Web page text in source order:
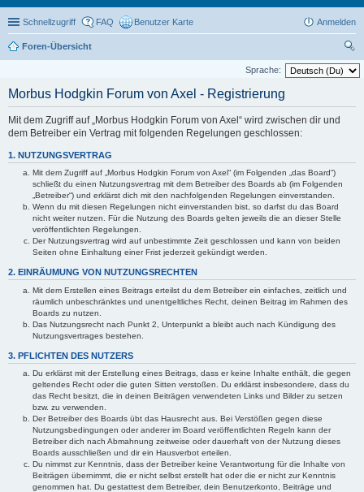
Schnellzugriff FAQ Benutzer Karte Anmelden
Foren-Übersicht
uc
Sprache:
Morbus Hodgkin Forum von Axel - Registrierung
Mit dem Zugriff auf „Morbus Hodgkin Forum von Axel“ wird zwischen dir und
dem Betreiber ein Vertrag mit folgenden Regelungen geschlossen:
1. NUTZUNGSVERTRAG
Mit dem Zugriff auf „Morbus Hodgkin Forum von Axel“ (im Folgenden „das Board“)
schließt du einen Nutzungsvertrag mit dem Betreiber des Boards ab (im Folgenden
„Betreiber“) und erklärst dich mit den nachfolgenden Regelungen einverstanden.
Wenn du mit diesen Regelungen nicht einverstanden bist, so darfst du das Board
nicht weiter nutzen. Für die Nutzung des Boards gelten jeweils die an dieser Stelle
veröffentlichten Regelungen.
Der Nutzungsvertrag wird auf unbestimmte Zeit geschlossen und kann von beiden
Seiten ohne Einhaltung einer Frist jederzeit gekündigt werden.
2. EINRÄUMUNG VON NUTZUNGSRECHTEN
Mit dem Erstellen eines Beitrags erteilst du dem Betreiber ein einfaches, zeitlich und
räumlich unbeschränktes und unentgeltliches Recht, deinen Beitrag im Rahmen des
Boards zu nutzen.
Das Nutzungsrecht nach Punkt 2, Unterpunkt a bleibt auch nach Kündigung des
Nutzungsvertrages bestehen.
3. PFLICHTEN DES NUTZERS
Du erklärst mit der Erstellung eines Beitrags, dass er keine Inhalte enthält, die gegen
geltendes Recht oder die guten Sitten verstoßen. Du erklärst insbesondere, dass du
das Recht besitzt, die in deinen Beiträgen verwendeten Links und Bilder zu setzen
bzw. zu verwenden.
Der Betreiber des Boards übt das Hausrecht aus. Bei Verstößen gegen diese
Nutzungsbedingungen oder anderer im Board veröffentlichten Regeln kann der
Betreiber dich nach Abmahnung zeitweise oder dauerhaft von der Nutzung dieses
Boards ausschließen und dir ein Hausverbot erteilen.
Du nimmst zur Kenntnis, dass der Betreiber keine Verantwortung für die Inhalte von
Beiträgen übernimmt, die er nicht selbst erstellt hat oder die er nicht zur Kenntnis
genommen hat. Du gestattest dem Betreiber, dein Benutzerkonto, Beiträge und